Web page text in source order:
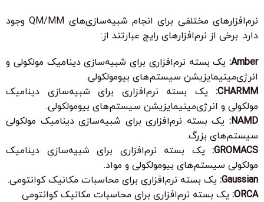
نرم‌افزارهای مختلفی برای انجام شبیه‌سازی‌های QM/MM وجود
دارد. برخی از نرم‌افزارهای رایج عبارتند از:
Amber: یک بسته نرم‌افزاری برای شبیه‌سازی دینامیک مولکولی و
انرژی‌مینیمایزیشن سیستم‌های بیومولکولی.
CHARMM:
یک بسته نرم‌افزاری برای شبیه‌سازی دینامیک
مولکولی و انرژی‌مینیمایزیشن سیستم‌های بیومولکولی.
NAMD: یک بسته نرم‌افزاری برای شبیه‌سازی دینامیک مولکولی
سیستم‌های بزرگ.
GROMACS:
یک بسته نرم‌افزاری برای شبیه‌سازی دینامیک
مولکولی سیستم‌های بیومولکولی و مواد.
Gaussian: یک بسته نرم‌افزاری برای محاسبات مکانیک کوانتومی.
ORCA: یک بسته نرم‌افزاری برای محاسبات مکانیک کوانتومی.